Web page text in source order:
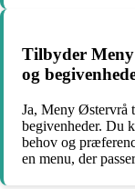
Tilbyder
og
Ja, Meny Østervrå
begivenheder. Du
behov og
en menu, der